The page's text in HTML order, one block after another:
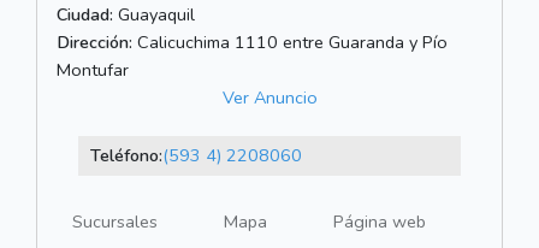
Ciudad: Guayaquil
Dirección: Calicuchima 1110 entre Guaranda y Pío
Montufar
Ver Anuncio
Teléfono:(593 4) 2208060
Sucursales Mapa
Página web